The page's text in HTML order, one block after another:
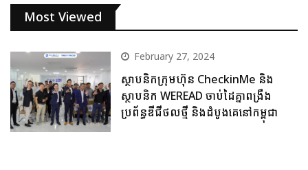
Most Viewed
February 27, 2024
ស្ថាបនិកក្រុមហ៊ុន CheckinMe និង
ស្ថាបនិក WEREAD ចាប់ដៃគ្នាពង្រឹង
ប្រព័ន្ធឌីជីថលថ្មី និងដំបូងគេនៅកម្ពុជា